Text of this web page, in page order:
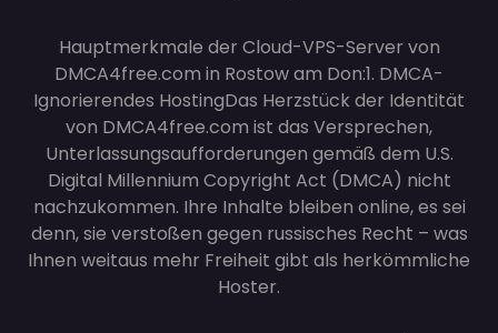
Hauptmerkmale der Cloud-VPS-Server von
DMCA4free.com in Rostow am Don:1. DMCA-
Ignorierendes HostingDas Herzstück der Identität
von DMCA4free.com ist das Versprechen,
Unterlassungsaufforderungen gemäß dem U.S.
Digital Millennium Copyright Act (DMCA) nicht
nachzukommen. Ihre Inhalte bleiben online, es sei
denn, sie verstoßen gegen russisches Recht – was
Ihnen weitaus mehr Freiheit gibt als herkömmliche
Hoster.